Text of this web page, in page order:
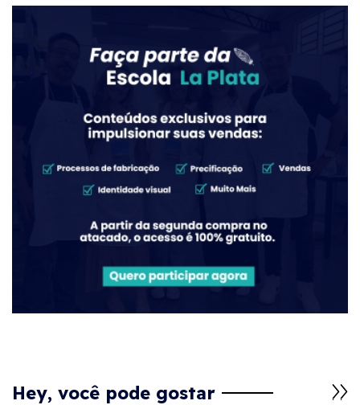
Hey, você pode gostar